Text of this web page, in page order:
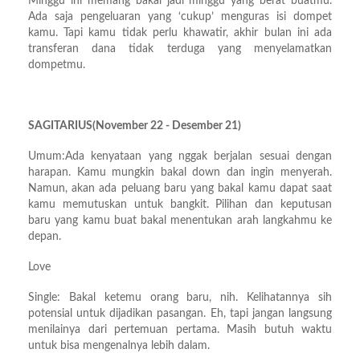
Ada saja pengeluaran yang ‘cukup’ menguras isi dompet
kamu. Tapi kamu tidak perlu khawatir, akhir bulan ini ada
transferan dana tidak terduga yang menyelamatkan
dompetmu.
SAGITARIUS(November 22 - Desember 21)
Umum:Ada kenyataan yang nggak berjalan sesuai dengan
harapan. Kamu mungkin bakal down dan ingin menyerah.
Namun, akan ada peluang baru yang bakal kamu dapat saat
kamu memutuskan untuk bangkit. Pilihan dan keputusan
baru yang kamu buat bakal menentukan arah langkahmu ke
depan.
Love
Single: Bakal ketemu orang baru, nih. Kelihatannya sih
potensial untuk dijadikan pasangan. Eh, tapi jangan langsung
menilainya dari pertemuan pertama. Masih butuh waktu
untuk bisa mengenalnya lebih dalam.